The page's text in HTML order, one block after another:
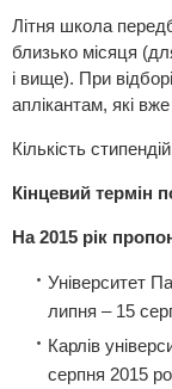
Літня школа
близько місяця
і вище). При
аплікантам, які
Кількість
Кінцевий термін
На 2015 рік
Університет
липня – 15
Карлів
серпня 2015